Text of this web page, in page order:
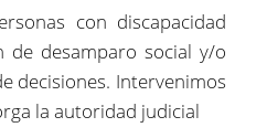
con discapacidad
de desamparo social y/o
decisiones. Intervenimos
la autoridad judicial